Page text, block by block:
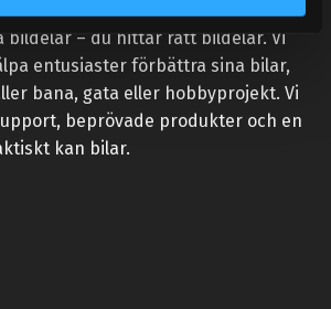
prestanda. Hos Street Performance
bildelar – du hittar rätt bildelar. Vi
entusiaster förbättra sina bilar,
bana, gata eller hobbyprojekt. Vi
beprövade produkter och en
kan bilar.